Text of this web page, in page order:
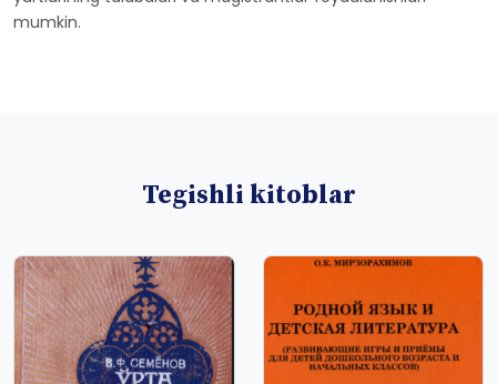
mumkin.
Tegishli kitoblar